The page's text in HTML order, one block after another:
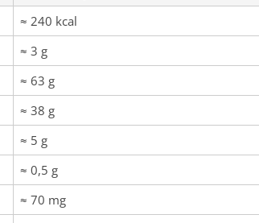
≈ 240 kcal
≈ 3 g
≈ 63 g
≈ 38 g
≈ 5 g
≈ 0,5 g
≈ 70 mg